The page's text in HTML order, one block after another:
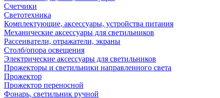
Счетчики
Светотехника
Комплектующие, аксессуары, устройства питания
Механические аксессуары для светильников
Рассеиватели, отражатели, экраны
Столб/опора освещения
Электрические аксессуары для светильников
Прожекторы и светильники направленного света
Прожектор
Прожектор переносной
Фонарь, светильник ручной